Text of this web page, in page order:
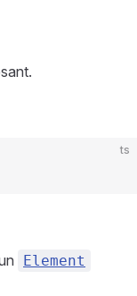
ts
Element